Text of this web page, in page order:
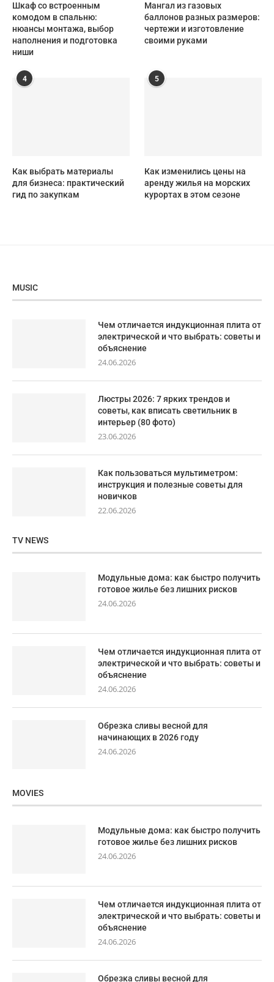
Шкаф со встроенным
комодом в спальню:
нюансы монтажа, выбор
наполнения и подготовка
ниши
Мангал из газовых
баллонов разных размеров:
чертежи и изготовление
своими руками
4
Как выбрать материалы
для бизнеса: практический
гид по закупкам
5
Как изменились цены на
аренду жилья на морских
курортах в этом сезоне
MUSIC
Чем отличается индукционная плита от
электрической и что выбрать: советы и
объяснение
24.06.2026
Люстры 2026: 7 ярких трендов и
советы, как вписать светильник в
интерьер (80 фото)
23.06.2026
Как пользоваться мультиметром:
инструкция и полезные советы для
новичков
22.06.2026
TV NEWS
Модульные дома: как быстро получить
готовое жилье без лишних рисков
24.06.2026
Чем отличается индукционная плита от
электрической и что выбрать: советы и
объяснение
24.06.2026
Обрезка сливы весной для
начинающих в 2026 году
24.06.2026
MOVIES
Модульные дома: как быстро получить
готовое жилье без лишних рисков
24.06.2026
Чем отличается индукционная плита от
электрической и что выбрать: советы и
объяснение
24.06.2026
Обрезка сливы весной для